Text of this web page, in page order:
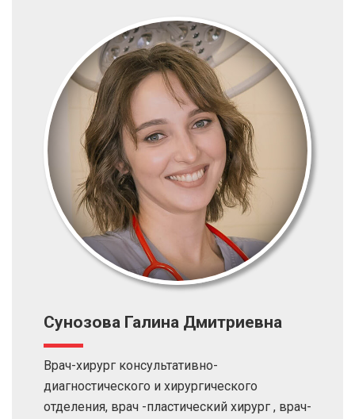
Сунозова Галина Дмитриевна
Врач-хирург консультативно-
диагностического и хирургического
отделения, врач -пластический хирург , врач-